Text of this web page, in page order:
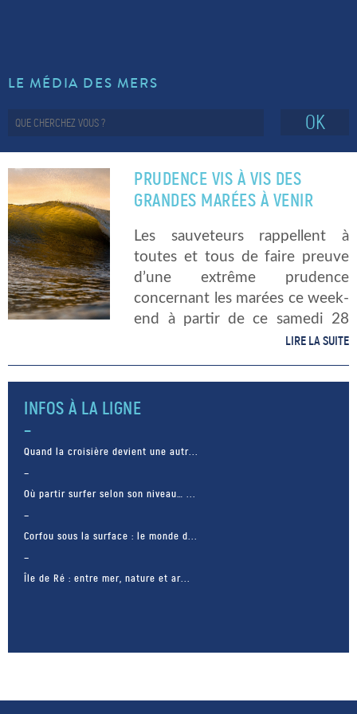
LE MÉDIA DES MERS
OK
PRUDENCE VIS À VIS DES
GRANDES MARÉES À VENIR
Les sauveteurs rappellent à
toutes et tous de faire preuve
d’une extrême prudence
concernant les marées ce week-
end à partir de ce samedi 28
septembre. En effet, on attend
importants, au-delà des 100,
atteignant même […]
LIRE LA SUITE
INFOS À LA LIGNE
Quand la croisière devient une autr...
Où partir surfer selon son niveau… ...
Corfou sous la surface : le monde d...
Île de Ré : entre mer, nature et ar...